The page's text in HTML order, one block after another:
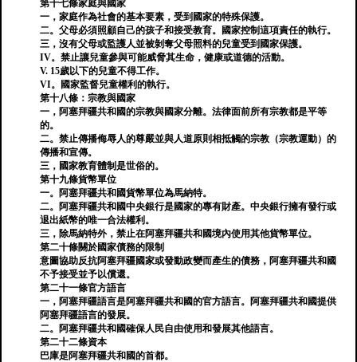
第十七條家庭與國家
一，家庭作為社會的基本要素，受到國家的特殊保護。
二。父母必須照顧自己的孩子和接受教育。國家控制這項責任的執行。
三，沒有父母或監護人並被剝奪父母照料的兒童受到國家保護。
IV。禁止讓兒童參與可能威脅其生命，健康或道德的活動。
V. 15歲以下的兒童不得工作。
VI。國家監督兒童權利的執行。
第十八條：宗教與國家
一，阿塞拜疆共和國的宗教與國家分離。法律面前所有宗教都是平等
的。
二。禁止傳播侮辱人的尊嚴並與人道原則相抵觸的宗教（宗教運動）的
傳播和宣傳。
三，國家教育體制是世俗的。
第十九條貨幣單位
一。阿塞拜疆共和國貨幣單位為馬納特。
二。阿塞拜疆共和國中央銀行是國家的專有財產。中央銀行擁有發行或
退出紙幣的唯一合法權利。
三，除馬納特外，禁止在阿塞拜疆共和國境內使用其他貨幣單位。
第二十條關於國家債務的限制
意圖協助反抗阿塞拜疆國家或發動政變而產生的債務，阿塞拜疆共和國
不予接受並予以償還。
第二十一條官方語言
一，阿塞拜疆語言是阿塞拜疆共和國的官方語言。阿塞拜疆共和國提供
阿塞拜疆語言的發展。
二。阿塞拜疆共和國確保人民自由使用和發展其他語言。
第二十二條資本
巴庫是阿塞拜疆共和國的首都。